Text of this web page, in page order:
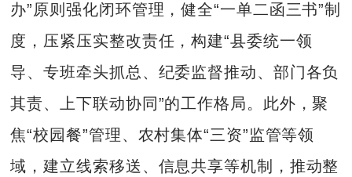
办”原则强化闭环管理，健全“一单二函三书”制
度，压紧压实整改责任，构建“县委统一领
导、专班牵头抓总、纪委监督推动、部门各负
其责、上下联动协同”的工作格局。此外，聚
焦“校园餐”管理、农村集体“三资”监管等领
域，建立线索移送、信息共享等机制，推动整